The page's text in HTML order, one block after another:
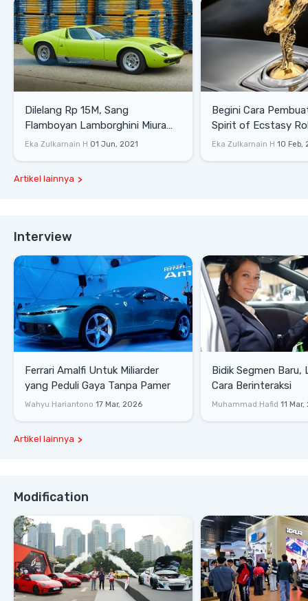
Dilelang Rp 15M, Sang
Flamboyan Lamborghini Miura
P400 S
Eka Zulkarnain H 01 Jun, 2021
Begini Cara
Spirit of Ecstasy
Eka Zulkarnain H 10 Feb,
Artikel lainnya
Interview
Ferrari Amalfi Untuk Miliarder
yang Peduli Gaya Tanpa Pamer
Wahyu Hariantono 17 Mar, 2026
Bidik Segmen Baru,
Cara Berinteraksi
Muhammad Hafid 11
Artikel lainnya
Modification